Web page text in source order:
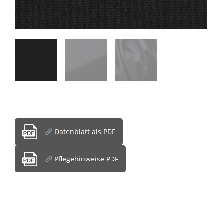
Datenblatt als PDF
Pflegehinweise PDF